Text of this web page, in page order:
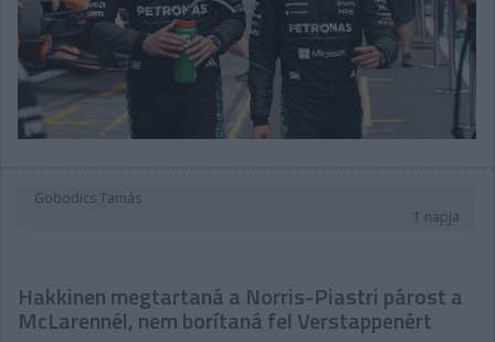
Gobodics Tamás
1 napja
Hakkinen megtartaná a Norris-Piastri párost a
McLarennél, nem borítaná fel Verstappenért